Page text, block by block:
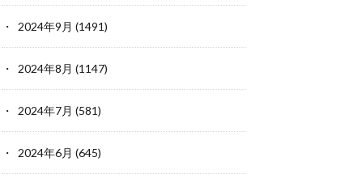
2024年9月 (1491)
2024年8月 (1147)
2024年7月 (581)
2024年6月 (645)